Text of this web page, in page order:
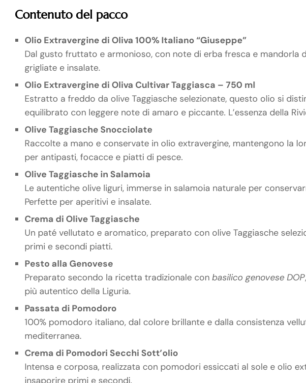
Contenuto del pacco
Olio Extravergine di Oliva 100% Italiano “Giuseppe”
Dal gusto fruttato e armonioso, con note di erba fresca e mandorla
grigliate e insalate.
Olio Extravergine di Oliva Cultivar Taggiasca – 750 ml
Estratto a freddo da olive Taggiasche selezionate, questo olio si
equilibrato con leggere note di amaro e piccante. L’essenza della
Olive Taggiasche Snocciolate
Raccolte a mano e conservate in olio extravergine, mantengono la
per antipasti, focacce e piatti di pesce.
Olive Taggiasche in Salamoia
Le autentiche olive liguri, immerse in salamoia naturale per
Perfette per aperitivi e insalate.
Crema di Olive Taggiasche
Un paté vellutato e aromatico, preparato con olive Taggiasche
primi e secondi piatti.
Pesto alla Genovese
Preparato secondo la ricetta tradizionale con basilico genovese DOP
più autentico della Liguria.
Passata di Pomodoro
100% pomodoro italiano, dal colore brillante e dalla consistenza
mediterranea.
Crema di Pomodori Secchi Sott’olio
Intensa e corposa, realizzata con pomodori essiccati al sole e olio
insaporire primi e secondi.